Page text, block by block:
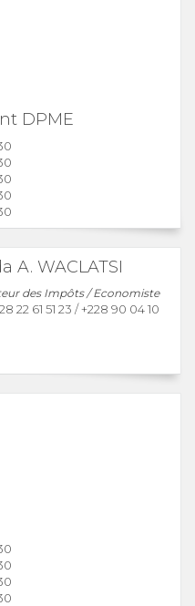
DPME
A. WACLATSI
des Impôts / Economiste
22 61 51 23 /+228 90 04 10